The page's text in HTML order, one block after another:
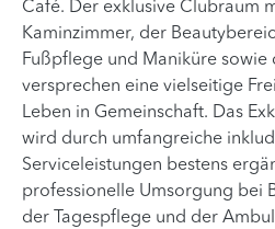
Café. Der exklusive Clubraum
Kaminzimmer, der
Fußpflege und Maniküre sowie
versprechen eine vielseitige
Leben in Gemeinschaft. Das
wird durch umfangreiche
Serviceleistungen bestens
professionelle Umsorgung bei
der Tagespflege und der